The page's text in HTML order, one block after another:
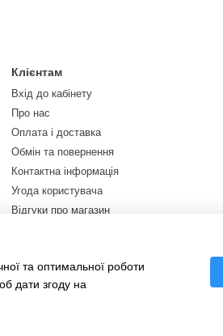
Клієнтам
Вхід до кабінету
Про нас
Оплата і доставка
Обмін та повернення
Контактна інформація
Угода користувача
Відгуки про магазин
та оптимальної роботи
дати згоду на